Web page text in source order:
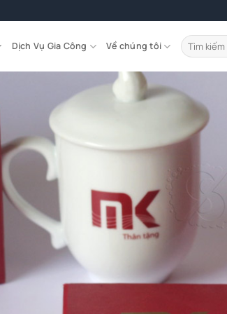
Dịch Vụ Gia Công Về chúng tôi
Tìm
kiếm: